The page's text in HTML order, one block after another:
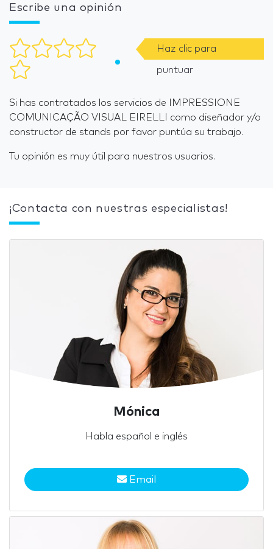
Escribe una opinión
Haz clic para
puntuar
Si has contratados los servicios de IMPRESSIONE
COMUNICAÇÃO VISUAL EIRELLI como diseñador y/o
constructor de stands por favor puntúa su trabajo.
Tu opinión es muy útil para nuestros usuarios.
¡Contacta con nuestras especialistas!
Mónica
Habla español e inglés
Email